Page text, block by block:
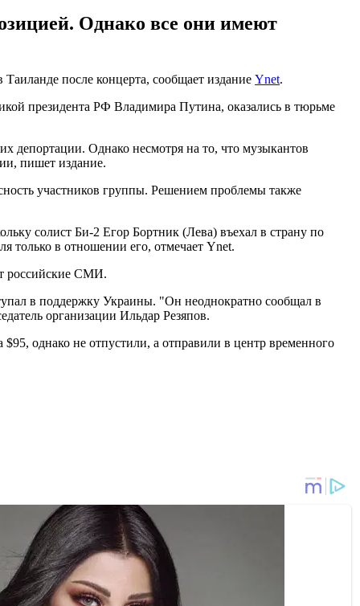
Однако все они имеют
после концерта, сообщает издание Ynet.
президента РФ Владимира Путина, оказались в тюрьме
депортации. Однако несмотря на то, что музыкантов
пишет издание.
участников группы. Решением проблемы также
солист Би-2 Егор Бортник (Лева) въехал в страну по
только в отношении его, отмечает Ynet.
российские СМИ.
в поддержку Украины. "Он неоднократно сообщал в
организации Ильдар Резяпов.
однако не отпустили, а отправили в центр временного